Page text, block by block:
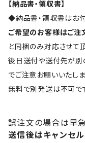
【納品書・領収書】
◆納品書・領収書はお付
ご希望のお客様はご注
と同梱のみ対応させて頂
後日送付や送付先が
でご注意お願いいたしま
無料で別発送は不可で
誤注文の場合は早
送信後はキャンセ